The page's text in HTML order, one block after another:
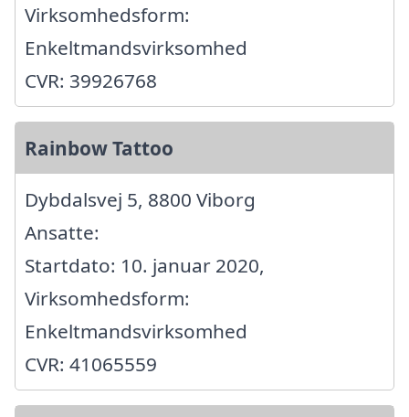
Virksomhedsform:
Enkeltmandsvirksomhed
CVR: 39926768
Rainbow Tattoo
Dybdalsvej 5, 8800 Viborg
Ansatte:
Startdato: 10. januar 2020,
Virksomhedsform:
Enkeltmandsvirksomhed
CVR: 41065559